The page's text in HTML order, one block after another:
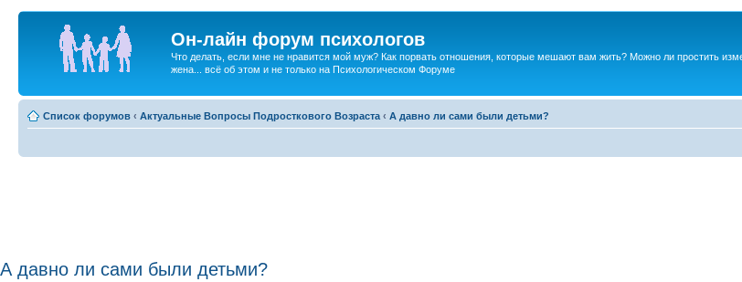
Он-лайн форум психологов
Что делать, если мне не нравится мой муж? Как порвать отношения, которые мешают вам жить? Можно ли простить
жена... всё об этом и не только на Психологическом Форуме
Список форумов ‹ Актуальные Вопросы Подросткового Возраста ‹ А давно ли сами были детьми?
А давно ли сами были детьми?